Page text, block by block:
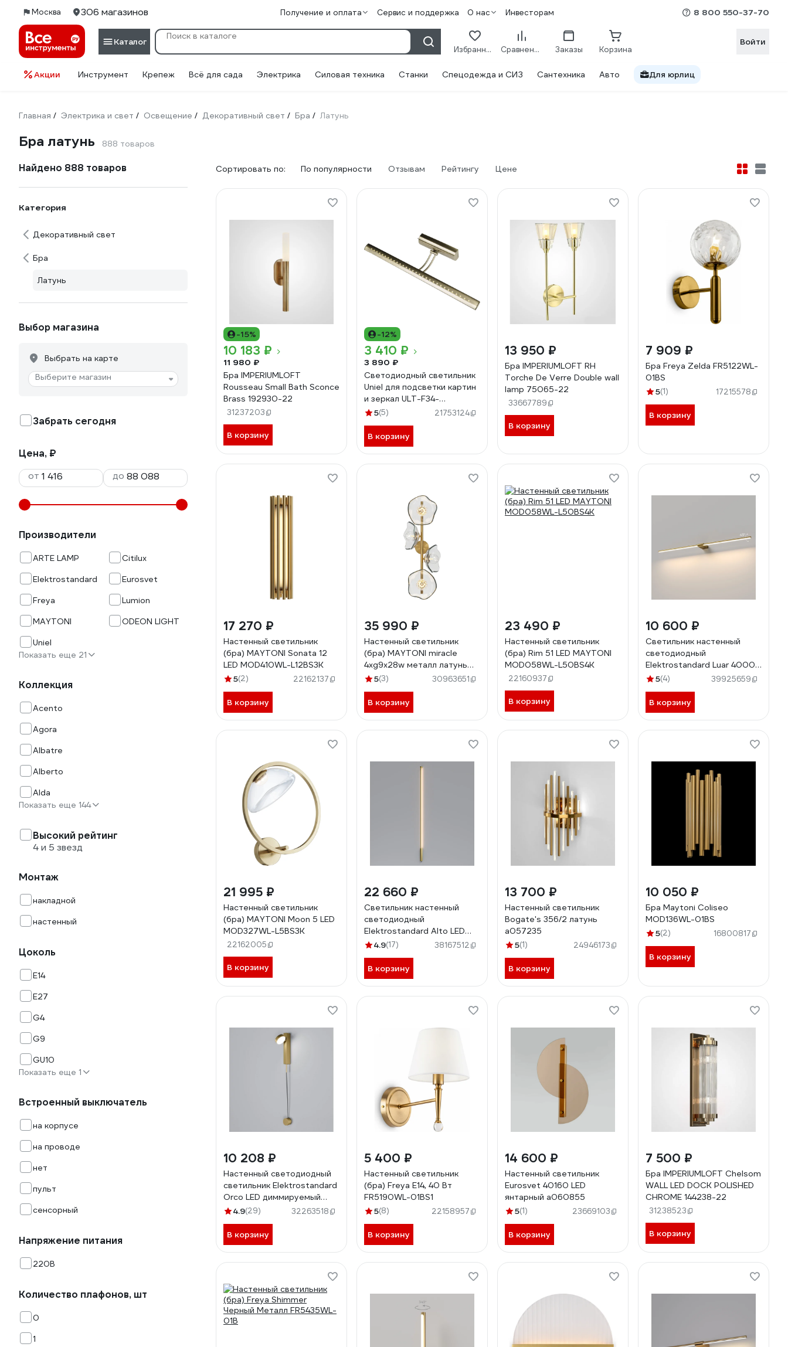
Москва 306 магазинов Получение и оплата Сервис и поддержка О нас Инвесторам 8 800 550-37-70
Каталог
Избранное Сравнение Заказы Корзина
Войти
Акции Инструмент Крепеж Всё для сада Электрика Силовая техника Станки Спецодежда и СИЗ Сантехника Авто Для юрлиц
Главная / Электрика и свет / Освещение / Декоративный свет / Бра / Латунь
Бра латунь 888 товаров
Найдено 888 товаров
Категория
Декоративный свет
Бра
Латунь
Выбор магазина
Выбрать на карте
Выберите магазин
Забрать сегодня
Цена, ₽
от
до
Производители
ARTE LAMP
Citilux
Elektrostandard
Eurosvet
Freya
Lumion
MAYTONI
ODEON LIGHT
Uniel
Показать еще 21
Коллекция
Acento
Agora
Albatre
Alberto
Alda
Показать еще 144
Высокий рейтинг
4 и 5 звезд
Монтаж
накладной
настенный
Цоколь
E14
E27
G4
G9
GU10
Показать еще 1
Встроенный выключатель
на корпусе
на проводе
нет
пульт
сенсорный
Напряжение питания
220В
Количество плафонов, шт
0
1
Сортировать по: По популярности Отзывам Рейтингу Цене
-15%
10 183 ₽
11 980 ₽
Бра IMPERIUMLOFT
Rousseau Small Bath Sconce
Brass 192930-22
31237203
В корзину
-12%
3 410 ₽
3 890 ₽
Светодиодный светильник
Uniel для подсветки картин
и зеркал ULT-F34-
7W/4000K IP20 ANTIQUE
5(5) 21753124
В корзину
13 950 ₽
Бра IMPERIUMLOFT RH
Torche De Verre Double wall
lamp 75065-22
33667789
В корзину
7 909 ₽
Бра Freya Zelda FR5122WL-
01BS
5(1) 17215578
В корзину
17 270 ₽
Настенный светильник
(бра) MAYTONI Sonata 12
LED MOD410WL-L12BS3K
5(2) 22162137
В корзину
35 990 ₽
Настенный светильник
(бра) MAYTONI miracle
4хg9x28w металл латунь
MOD207WL-04BS
5(3) 30963651
В корзину
23 490 ₽
Настенный светильник
(бра) Rim 51 LED MAYTONI
MOD058WL-L50BS4K
22160937
В корзину
10 600 ₽
Светильник настенный
светодиодный
Elektrostandard Luar 4000K
40153/LE a070988
5(4) 39925659
В корзину
21 995 ₽
Настенный светильник
(бра) MAYTONI Moon 5 LED
MOD327WL-L5BS3K
22162005
В корзину
22 660 ₽
Светильник настенный
светодиодный
Elektrostandard Alto LED
3000K латунь a069823
4.9(17) 38167512
В корзину
13 700 ₽
Настенный светильник
Bogate's 356/2 латунь
a057235
5(1) 24946173
В корзину
10 050 ₽
Бра Maytoni Coliseo
MOD136WL-01BS
5(2) 16800817
В корзину
10 208 ₽
Настенный светодиодный
светильник Elektrostandard
Orco LED диммируемый
40112/LED латунь a066405
4.9(29) 32263518
В корзину
5 400 ₽
Настенный светильник
(бра) Freya E14, 40 Вт
FR5190WL-01BS1
5(8) 22158957
В корзину
14 600 ₽
Настенный светильник
Eurosvet 40160 LED
янтарный a060855
5(1) 23669103
В корзину
7 500 ₽
Бра IMPERIUMLOFT Chelsom
WALL LED DOCK POLISHED
CHROME 144238-22
31238523
В корзину